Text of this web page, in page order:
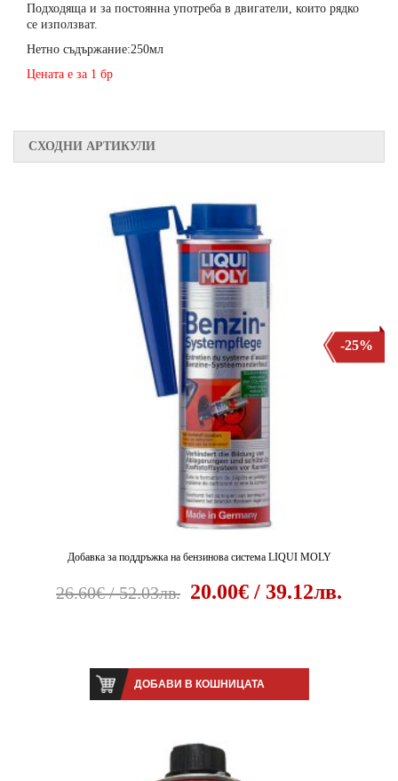
Подходяща и за постоянна употреба в двигатели, които рядко
се използват.
Нетно съдържание:250мл
Цената е за 1 бр
СХОДНИ АРТИКУЛИ
Добавка за поддръжка на бензинова система LIQUI MOLY
26.60€ / 52.03лв. 20.00€ / 39.12лв.
-25%
ДОБАВИ В КОШНИЦАТА